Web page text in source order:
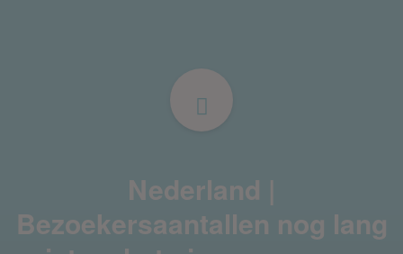
Nederland |
Bezoekersaantallen nog lang